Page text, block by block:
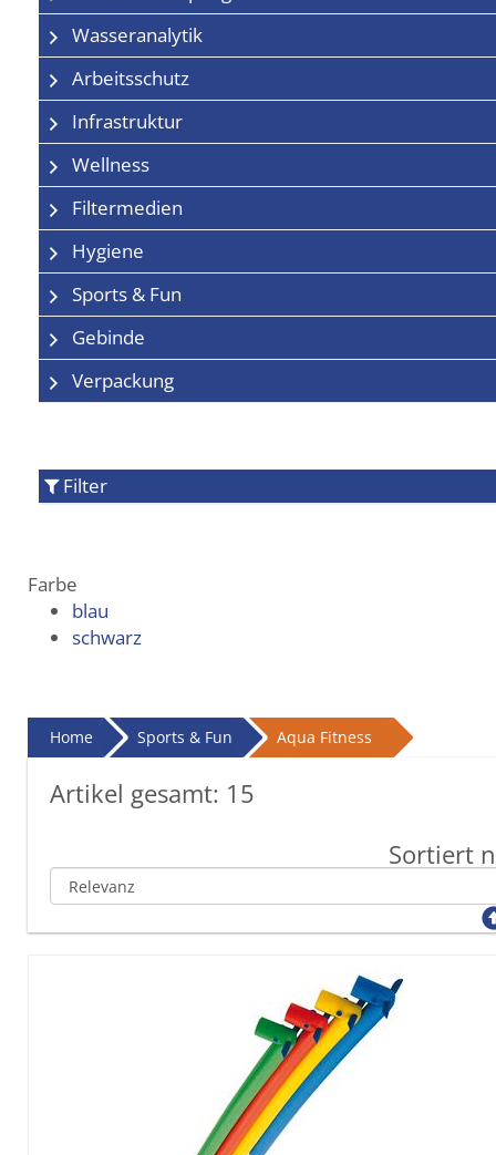
Wasseranalytik
Arbeitsschutz
Infrastruktur
Wellness
Filtermedien
Hygiene
Sports & Fun
Gebinde
Verpackung
Filter
Farbe
blau
schwarz
Home Sports & Fun Aqua Fitness
Artikel gesamt: 15
Sortiert